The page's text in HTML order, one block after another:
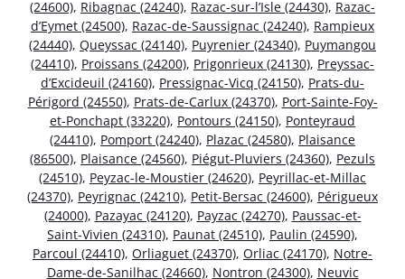
(24600), Ribagnac (24240), Razac-sur-l’Isle (24430), Razac-
d’Eymet (24500), Razac-de-Saussignac (24240), Rampieux
(24440), Queyssac (24140), Puyrenier (24340), Puymangou
(24410), Proissans (24200), Prigonrieux (24130), Preyssac-
d’Excideuil (24160), Pressignac-Vicq (24150), Prats-du-
Périgord (24550), Prats-de-Carlux (24370), Port-Sainte-Foy-
et-Ponchapt (33220), Pontours (24150), Ponteyraud
(24410), Pomport (24240), Plazac (24580), Plaisance
(86500), Plaisance (24560), Piégut-Pluviers (24360), Pezuls
(24510), Peyzac-le-Moustier (24620), Peyrillac-et-Millac
(24370), Peyrignac (24210), Petit-Bersac (24600), Périgueux
(24000), Pazayac (24120), Payzac (24270), Paussac-et-
Saint-Vivien (24310), Paunat (24510), Paulin (24590),
Parcoul (24410), Orliaguet (24370), Orliac (24170), Notre-
Dame-de-Sanilhac (24660), Nontron (24300), Neuvic